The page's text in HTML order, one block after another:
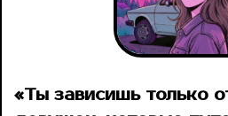
«Ты зависишь только